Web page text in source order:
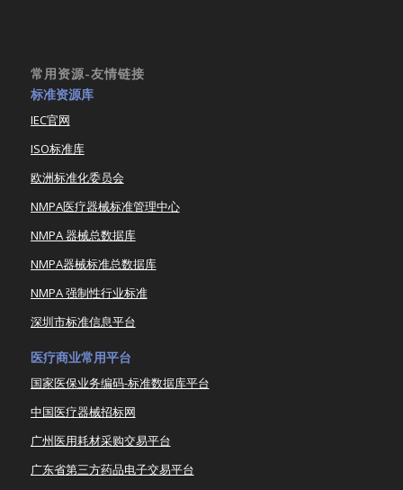
常用资源-友情链接
标准资源库
IEC官网
ISO标准库
欧洲标准化委员会
NMPA医疗器械标准管理中心
NMPA 器械总数据库
NMPA器械标准总数据库
NMPA 强制性行业标准
深圳市标准信息平台
医疗商业常用平台
国家医保业务编码-标准数据库平台
中国医疗器械招标网
广州医用耗材采购交易平台
广东省第三方药品电子交易平台